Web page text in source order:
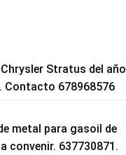
Stratus del año
Contacto 678968576
metal para gasoil de
convenir. 637730871.